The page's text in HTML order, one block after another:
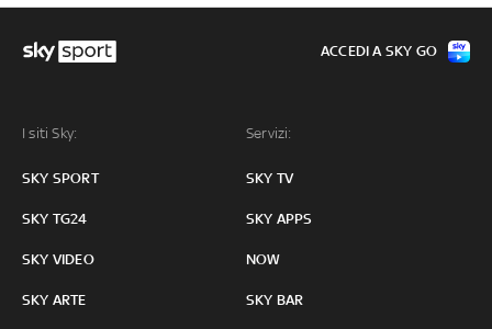
I siti Sky:
SKY SPORT
SKY TG24
SKY VIDEO
SKY ARTE
Servizi:
SKY TV
SKY APPS
NOW
SKY BAR
ACCEDI A SKY GO